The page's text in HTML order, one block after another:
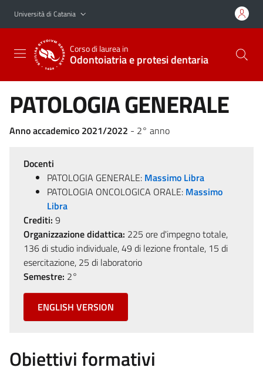
Vai al contenuto principale
Vai al menu di navigazione
Università di Catania
Corso di laurea in
Odontoiatria e protesi dentaria
PATOLOGIA GENERALE
Anno accademico 2021/2022 - 2° anno
Docenti
PATOLOGIA GENERALE: Massimo Libra
PATOLOGIA ONCOLOGICA ORALE: Massimo
Libra
Crediti: 9
Organizzazione didattica: 225 ore d'impegno totale,
136 di studio individuale, 49 di lezione frontale, 15 di
esercitazione, 25 di laboratorio
Semestre: 2°
ENGLISH VERSION
Obiettivi formativi